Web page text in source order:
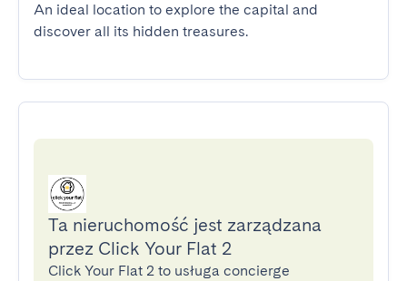
An ideal location to explore the capital and
discover all its hidden treasures.
Ta nieruchomość jest zarządzana
przez Click Your Flat 2
Click Your Flat 2 to usługa concierge